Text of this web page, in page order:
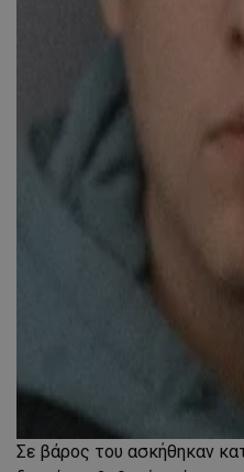
Σε βάρος του ασκήθηκαν